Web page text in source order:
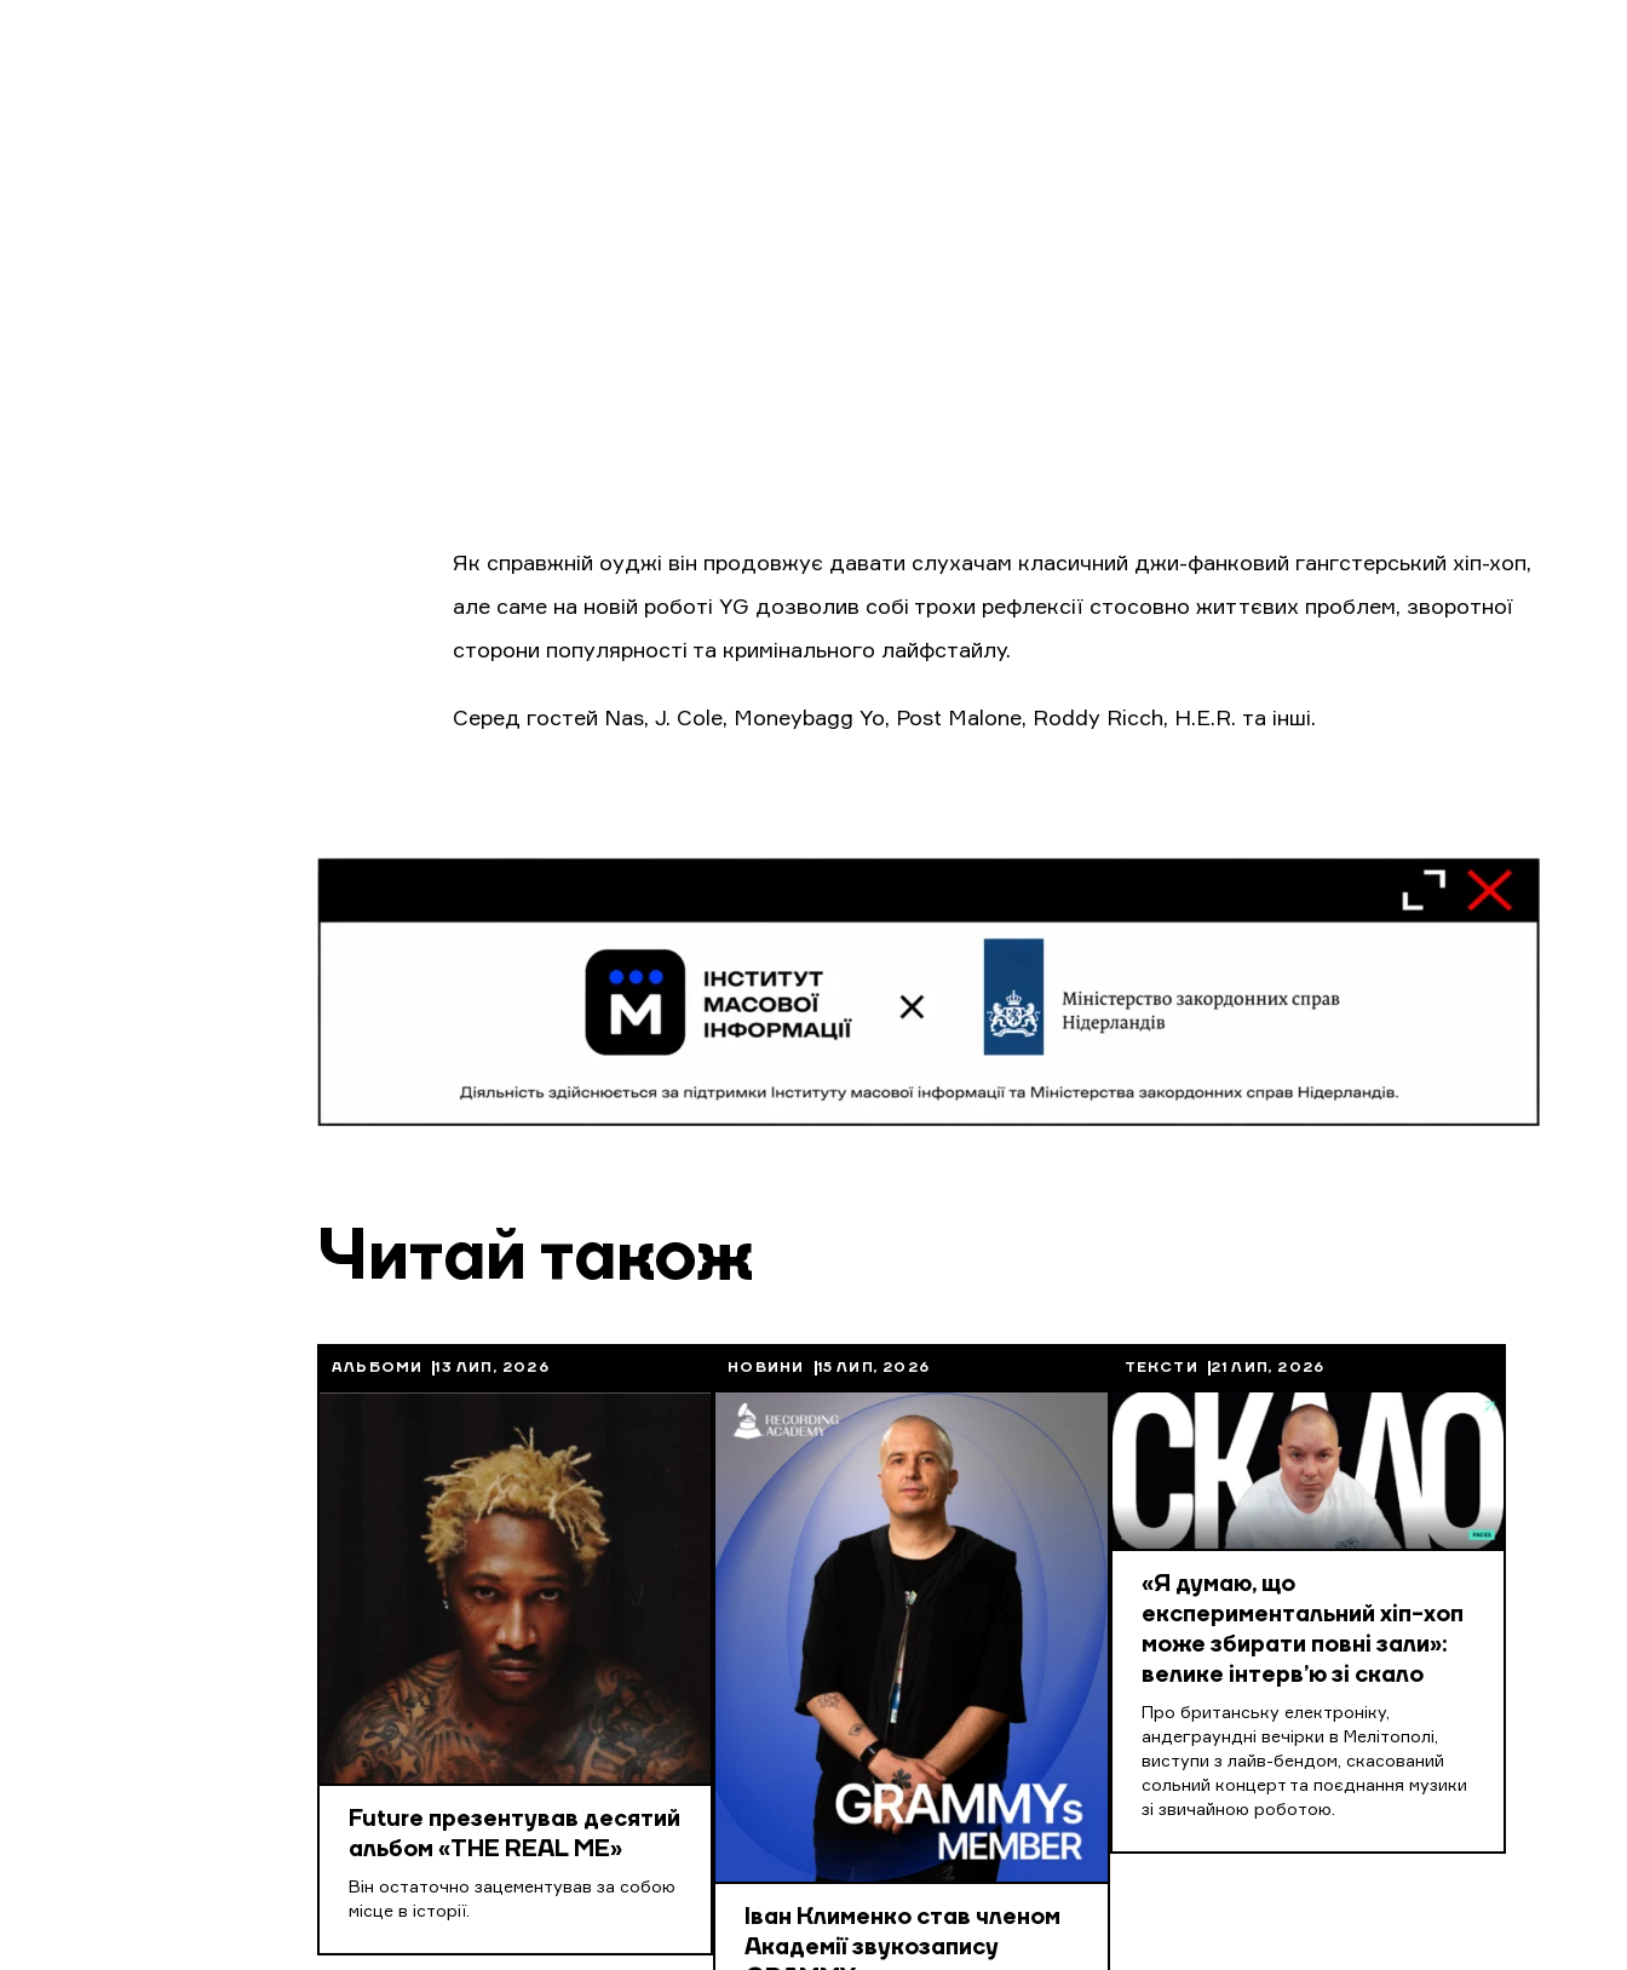
Як справжній оуджі він продовжує давати слухачам класичний джи-фанковий гангстерський хіп-хоп,
але саме на новій роботі YG дозволив собі трохи рефлексії стосовно життєвих проблем, зворотної
сторони популярності та кримінального лайфстайлу.
Серед гостей Nas, J. Cole, Moneybagg Yo, Post Malone, Roddy Ricch, H.E.R. та інші.
Читай також
АЛЬБОМИ 13 ЛИП, 2026
Future презентував десятий
альбом «THE REAL ME»
Він остаточно зацементував за собою
місце в історії.
НОВИНИ 15 ЛИП, 2026
Іван Клименко став членом
Академії звукозапису
ТЕКСТИ 21 ЛИП, 2026
«Я думаю, що
експериментальний хіп-хоп
може збирати повні зали»:
велике інтерв’ю зі скало
Про британську електроніку,
андеграундні вечірки в Мелітополі,
виступи з лайв-бендом, скасований
сольний концерт та поєднання музики
зі звичайною роботою.